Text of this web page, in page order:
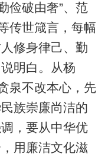
俭破由奢”、范
传世箴言，每幅
修身律己、勤
明白。从杨
泉不改本心，先
族崇廉尚洁的
，要从中华优
用廉洁文化滋